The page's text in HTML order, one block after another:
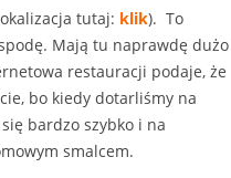
tutaj: klik). To
Mają tu naprawdę dużo
restauracji podaje, że
bo kiedy dotarliśmy na
bardzo szybko i na
smalcem.